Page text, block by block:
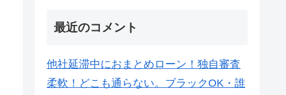
最近のコメント
他社延滞中におまとめローン！独自審査
柔軟！どこも通らない。ブラックOK・誰